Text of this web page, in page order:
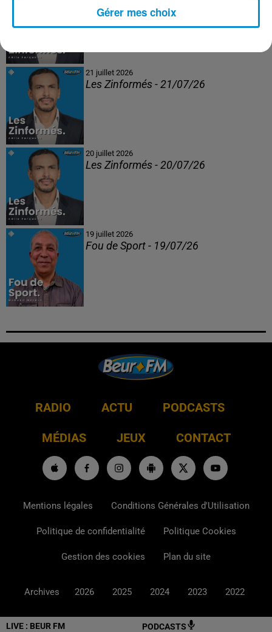
LIVE : BEUR FM PODCASTS
21 juillet 2026
Les Zinformés - 21/07/26
20 juillet 2026
Les Zinformés - 20/07/26
19 juillet 2026
Fou de Sport - 19/07/26
RADIO ACTU PODCASTS
MÉDIAS JEUX CONTACT
Mentions légales Conditions Générales d'Utilisation
Politique de confidentialité Politique Cookies
Gestion des cookies Plan du site
Archives 2026 2025 2024 2023 2022
Gérer mes choix